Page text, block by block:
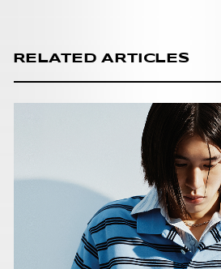
RELATED ARTICLES